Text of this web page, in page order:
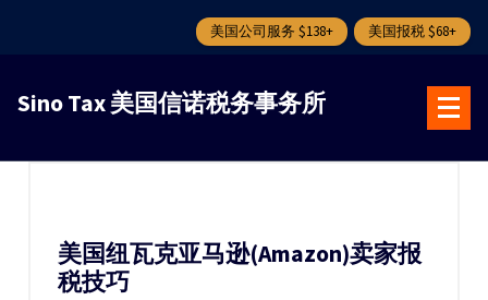
美国公司服务 $138+ 美国报税 $68+
Sino Tax 美国信诺税务事务所
美国纽瓦克亚马逊(Amazon)卖家报
税技巧